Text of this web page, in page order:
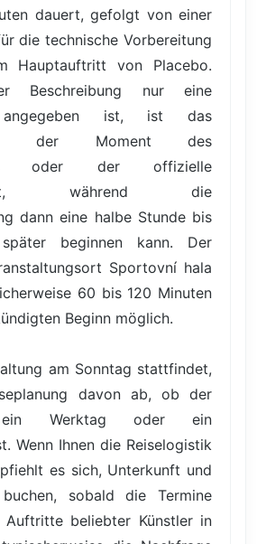
dauert, gefolgt von einer
die technische Vorbereitung
Hauptauftritt von Placebo.
Beschreibung nur eine
angegeben ist, ist das
der Moment des
oder der offizielle
während die
dann eine halbe Stunde bis
beginnen kann. Der
Sportovní hala
60 bis 120 Minuten
Beginn möglich.
am Sonntag stattfindet,
davon ab, ob der
ein Werktag oder ein
Wenn Ihnen die Reiselogistik
es sich, Unterkunft und
sobald die Termine
beliebter Künstler in